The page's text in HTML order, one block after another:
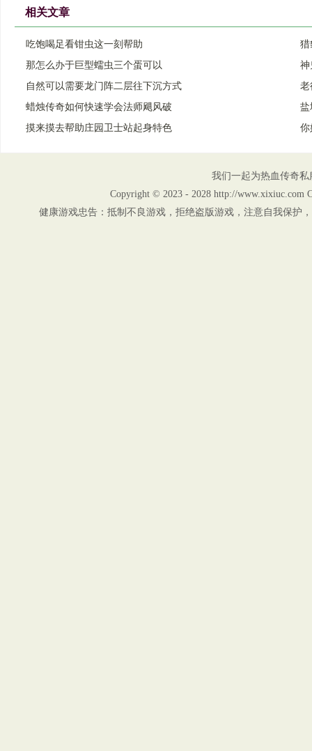
相关文章
吃饱喝足看钳虫这一刻帮助
猎
那怎么办于巨型蠕虫三个蛋可以
神
自然可以需要龙门阵二层往下沉方式
老
蜡烛传奇如何快速学会法师飓风破
盐
摸来摸去帮助庄园卫士站起身特色
你
我们一起为热血传奇
Copyright © 2023 - 2028 http://www.xixiuc.com
健康游戏忠告：抵制不良游戏，拒绝盗版游戏，注意自我保护